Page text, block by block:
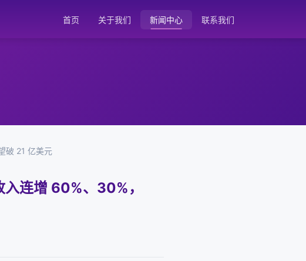
首页 关于我们 新闻中心 联系我们
破 21 亿美元
连增 60%、30%，